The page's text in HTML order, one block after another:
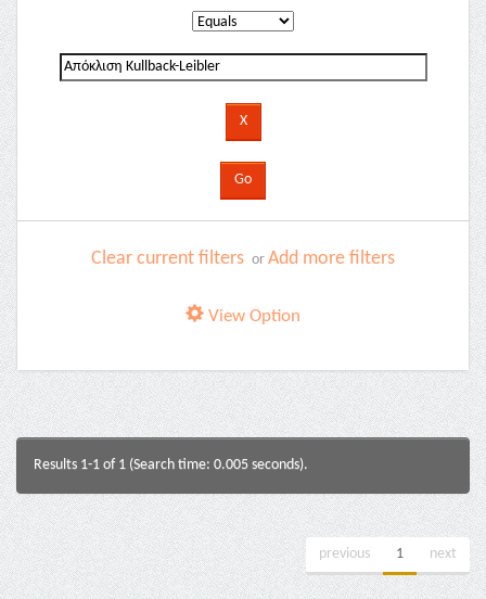
Clear current filters or Add more filters
View Option
Results 1-1 of 1 (Search time: 0.005 seconds).
previous 1 next